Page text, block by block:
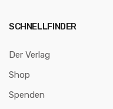
SCHNELLFINDER
Der Verlag
Shop
Spenden